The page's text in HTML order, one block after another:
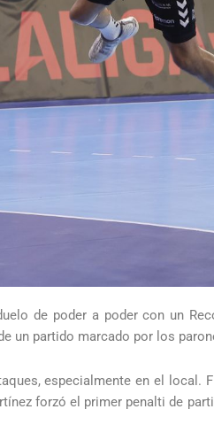
de poder a poder con un
un partido marcado por los
especialmente en el local.
forzó el primer penalti de